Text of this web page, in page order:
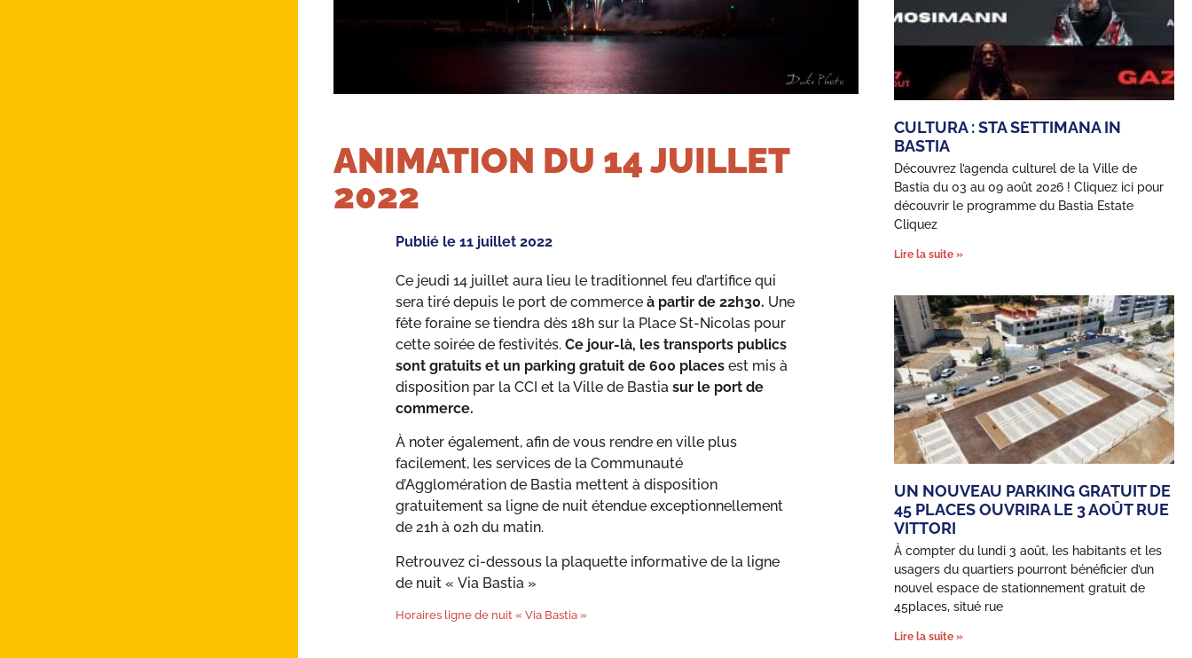
ANIMATION DU 14 JUILLET
2022
Publié le 11 juillet 2022
Ce jeudi 14 juillet aura lieu le traditionnel feu d’artifice qui
sera tiré depuis le port de commerce à partir de 22h30. Une
fête foraine se tiendra dès 18h sur la Place St-Nicolas pour
cette soirée de festivités. Ce jour-là, les transports publics
sont gratuits et un parking gratuit de 600 places est mis à
disposition par la CCI et la Ville de Bastia sur le port de
commerce.
À noter également, afin de vous rendre en ville plus
facilement, les services de la Communauté
d’Agglomération de Bastia mettent à disposition
gratuitement sa ligne de nuit étendue exceptionnellement
de 21h à 02h du matin.
Retrouvez ci-dessous la plaquette informative de la ligne
de nuit « Via Bastia »
Horaires ligne de nuit « Via Bastia »
CULTURA : STA SETTIMANA IN
BASTIA
Découvrez l’agenda culturel de la Ville de
Bastia du 03 au 09 août 2026 ! Cliquez ici pour
découvrir le programme du Bastia Estate
Cliquez
Lire la suite »
UN NOUVEAU PARKING GRATUIT DE
45 PLACES OUVRIRA LE 3 AOÛT RUE
VITTORI
À compter du lundi 3 août, les habitants et les
usagers du quartiers pourront bénéficier d’un
nouvel espace de stationnement gratuit de
45places, situé rue
Lire la suite »